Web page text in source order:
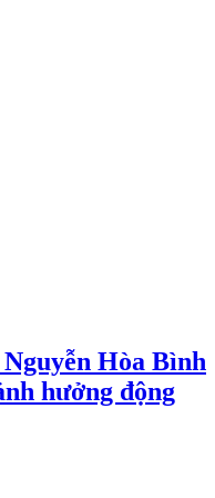
Hòa Bình
hưởng động